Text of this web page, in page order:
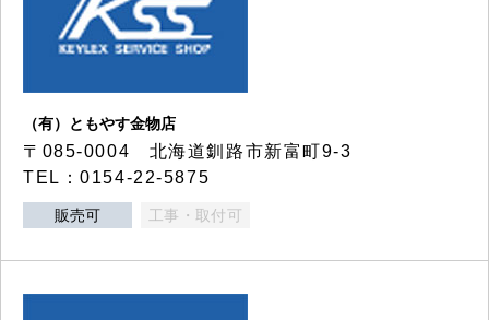
（有）ともやす金物店
〒085-0004 北海道釧路市新富町9-3
TEL：0154-22-5875
販売可 工事・取付可